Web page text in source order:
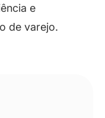
e
de varejo.